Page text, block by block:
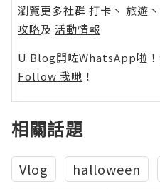
瀏覽更多社群 打卡 丶 旅遊 丶
攻略及 活動情報
U Blog開咗WhatsApp啦！
Follow 我哋 ！
相關話題
Vlog halloween